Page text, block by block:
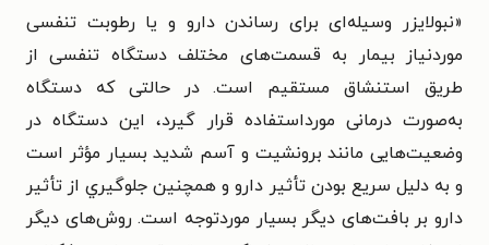
«نبولایزر وسیله‌ای برای رساندن دارو و یا رطوبت تنفسی
موردنیاز بیمار به قسمت‌های مختلف دستگاه تنفسی از
طریق استنشاق مستقیم است. در حالتی که دستگاه
به‌صورت درمانی مورداستفاده قرار گیرد، این دستگاه در
وضعیت‌هایی مانند برونشیت و آسم شدید بسیار مؤثر است
و به دلیل سریع بودن تأثیر دارو و همچنین جلوگیري از تأثیر
دارو بر بافت‌های دیگر بسیار موردتوجه است. روش‌های دیگر